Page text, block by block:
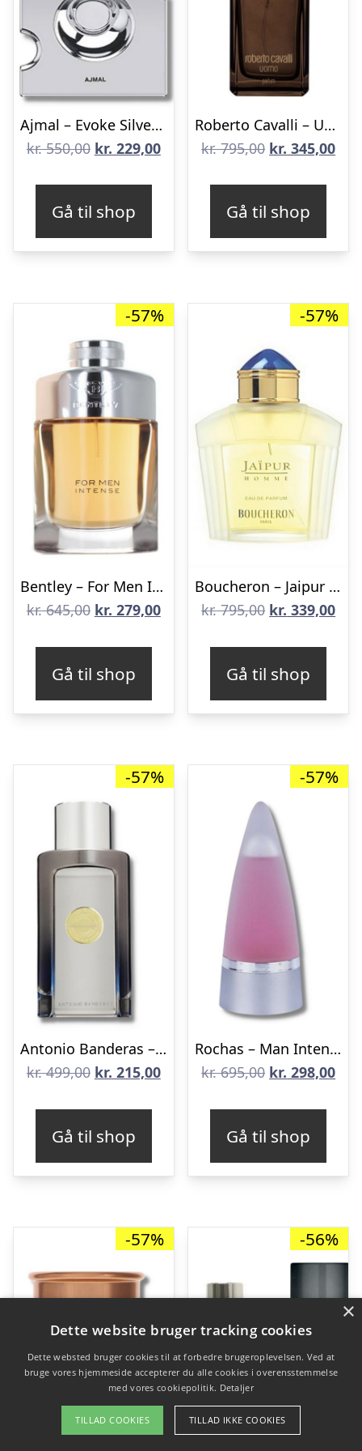
Ajmal – Evoke Silver Edition – 90 ml – Edp
kr.550,00 Den
var:
kr. 550,00.
kr. 229,00Den
kr. 229,00.
Gå til shop
Roberto Cavalli – Uomo Eau de Parfum – 100 ml
kr.795,00 Den
var:
kr. 795,00.
kr. 345,00Den
kr.
Gå til shop
-57%
Bentley – For Men Intense – 100 ml – Edp
kr.645,00 Den
var:
kr. 645,00.
kr. 279,00Den
kr. 279,00.
Gå til shop
-57%
Boucheron – Jaipur Pour Homme – 100 ml – Edp
kr.795,00 Den
var:
kr. 795,00.
kr. 339,00Den
kr.
Gå til shop
-57%
Antonio Banderas – The Icon Elixir – 100 ml – Edp
kr.499,00 Den
var:
kr. 499,00.
kr. 215,00Den
kr. 215,00.
Gå til shop
-57%
Rochas – Man Intense – 100 ml – Edt
kr.695,00 Den
var:
kr. 695,00.
kr. 298,00Den
kr.
Gå til shop
-57% -56%
×
Dette website bruger tracking cookies
Dette websted bruger cookies til at forbedre brugeroplevelsen. Ved at
bruge vores hjemmeside accepterer du alle cookies i overensstemmelse
med vores cookiepolitik. Detaljer
TILLAD COOKIES TILLAD IKKE COOKIES